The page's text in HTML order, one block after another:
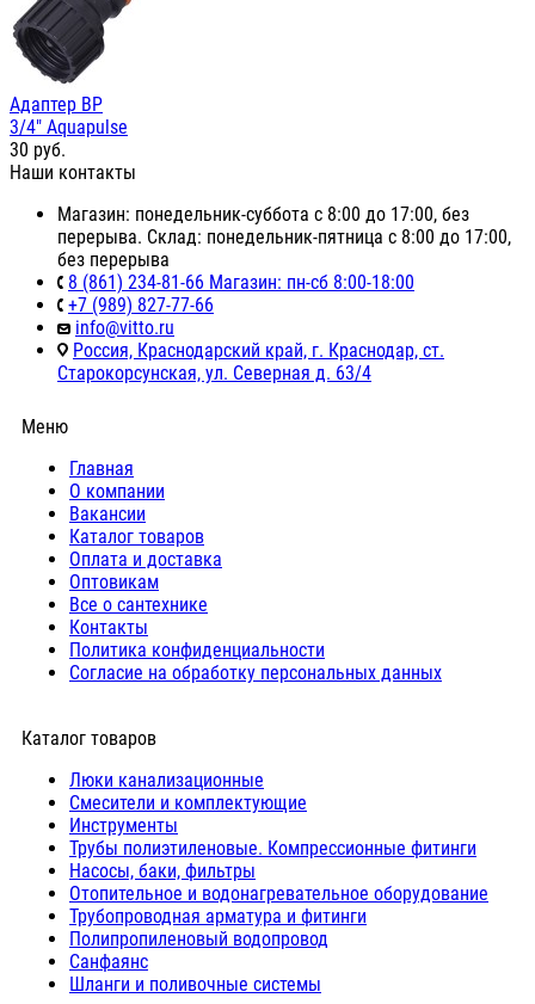
Адаптер ВР
3/4" Aquapulse
30 руб.
Наши контакты
Магазин: понедельник-суббота с 8:00 до 17:00, без
перерыва. Склад: понедельник-пятница с 8:00 до 17:00,
без перерыва
8 (861) 234-81-66 Магазин: пн-сб 8:00-18:00
+7 (989) 827-77-66
info@vitto.ru
Россия, Краснодарский край, г. Краснодар, ст.
Старокорсунская, ул. Северная д. 63/4
Меню
Главная
О компании
Вакансии
Каталог товаров
Оплата и доставка
Оптовикам
Все о сантехнике
Контакты
Политика конфиденциальности
Согласие на обработку персональных данных
Каталог товаров
Люки канализационные
Cмесители и комплектующие
Инструменты
Трубы полиэтиленовые. Компрессионные фитинги
Насосы, баки, фильтры
Отопительное и водонагревательное оборудование
Трубопроводная арматура и фитинги
Полипропиленовый водопровод
Санфаянс
Шланги и поливочные системы